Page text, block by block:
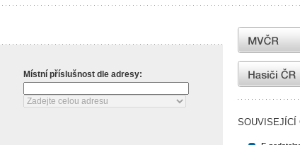
Místní příslušnost dle adresy:
MVČR
internetové
SOUVISEJÍCÍ